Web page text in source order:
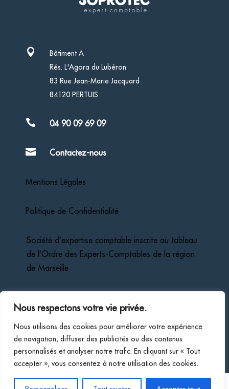
Nous respectons votre vie privée.
Nous utilisons des cookies pour améliorer votre expérience
de navigation, diffuser des publicités ou des contenus
personnalisés et analyser notre trafic. En cliquant sur « Tout
accepter », vous consentez à notre utilisation des cookies.

Bâtiment A
Rés. L'Agora du Lubéron
83 Rue Jean-Marie Jacquard
84120 PERTUIS
 04 90 09 69 09
 Contactez-nous
Mentions Légales
Politique de Confidentialité
Société d’expertise comptable inscrite au tableau
de l’Ordre des Experts-Comptables de la région
de Marseille
Comptes du ressort de la Cour d’Appel d’Aix-En-
Provence